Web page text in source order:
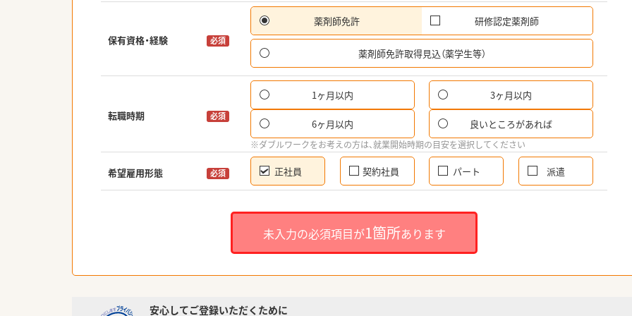
保有資格・経験 必須
薬剤師免許 研修認定薬剤師
薬剤師免許取得見込（薬学生等）
転職時期 必須
1ヶ月以内 3ヶ月以内
6ヶ月以内 良いところがあれば
※ダブルワークをお考えの方は、就業開始時期の目安を選択してください
希望雇用形態 必須 正社員 契約社員 パート 派遣
未入力の必須項目が1箇所あります
安心してご登録いただくために